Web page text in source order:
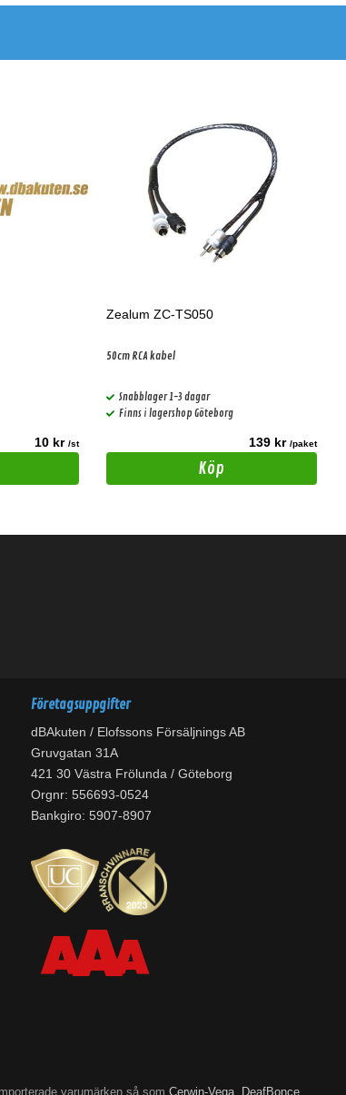
10 kr /st
Zealum ZC-TS050
50cm RCA kabel
Snabblager 1-3 dagar
Finns i lagershop Göteborg
139 kr /paket
Köp
Företagsuppgifter
dBAkuten / Elofssons Försäljnings AB
Gruvgatan 31A
421 30 Västra Frölunda / Göteborg
Orgnr: 556693-0524
Bankgiro: 5907-8907
varumärken så som Cerwin-Vega DeafBonce